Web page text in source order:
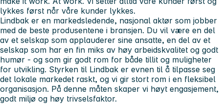
lykkes først når våre kunder lykkes.
Lindbak er en markedsledende, nasjonal aktør som jobber
med de beste produsentene i bransjen. Du vil være en del
av et selskap som applauderer sine ansatte, en del av et
selskap som har en fin miks av høy arbeidskvalitet og godt
humør - og som gir godt rom for både tillit og muligheter
for utvikling. Styrken til Lindbak er evnen til å tilpasse seg
det lokale markedet raskt, og vi gir stort rom i en fleksibel
organisasjon. På denne måten skaper vi høyt engasjement,
godt miljø og høy trivselsfaktor.